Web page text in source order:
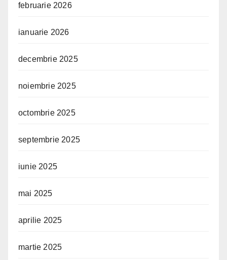
februarie 2026
ianuarie 2026
decembrie 2025
noiembrie 2025
octombrie 2025
septembrie 2025
iunie 2025
mai 2025
aprilie 2025
martie 2025